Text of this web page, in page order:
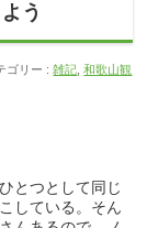
う
ゴリー :雑記 ,和歌山観
とつとして同じ
している。そん